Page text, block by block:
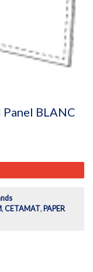
BLANC
, CETAMAT, PAPER